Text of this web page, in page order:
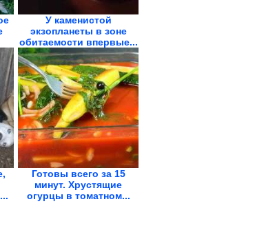
У каменистой
экзопланеты в зоне
обитаемости впервые...
Готовы всего за 15
минут. Хрустящие
огурцы в томатном...